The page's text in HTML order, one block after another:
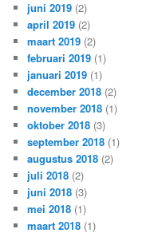
juni 2019 (2)
april 2019 (2)
maart 2019 (2)
februari 2019 (1)
januari 2019 (1)
december 2018 (2)
november 2018 (1)
oktober 2018 (3)
september 2018 (1)
augustus 2018 (2)
juli 2018 (2)
juni 2018 (3)
mei 2018 (1)
maart 2018 (1)